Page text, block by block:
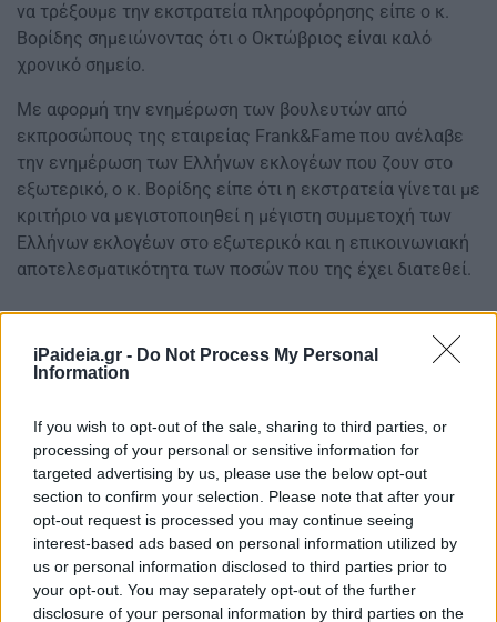
iPaideia.gr - Do Not Process My Personal
Information
If you wish to opt-out of the sale, sharing to third parties, or
processing of your personal or sensitive information for
targeted advertising by us, please use the below opt-out
section to confirm your selection. Please note that after your
opt-out request is processed you may continue seeing
interest-based ads based on personal information utilized by
us or personal information disclosed to third parties prior to
your opt-out. You may separately opt-out of the further
disclosure of your personal information by third parties on the
να τρέξουμε την εκστρατεία πληροφόρησης είπε ο κ.
Βορίδης σημειώνοντας ότι ο Οκτώβριος είναι καλό
χρονικό σημείο.
Με αφορμή την ενημέρωση των βουλευτών από
εκπροσώπους της εταιρείας Frank&Fame που ανέλαβε
την ενημέρωση των Ελλήνων εκλογέων που ζουν στο
εξωτερικό, ο κ. Βορίδης είπε ότι η εκστρατεία γίνεται με
κριτήριο να μεγιστοποιηθεί η μέγιστη συμμετοχή των
Ελλήνων εκλογέων στο εξωτερικό και η επικοινωνιακή
αποτελεσματικότητα των ποσών που της έχει διατεθεί.
Αφού σημείωσε ότι η ενημέρωση περνά πλέον κυρίως
μέσα από τους ιστοτόπους, τα κοινωνικά δίκτυα και την
τηλεόραση (με τεράστια διαφορά από τις εφημερίδες)
έχουν πρόσβαση στο ομογενειακό κοινό, αλλά η
κατανομή θα γίνεται μέσα από δικτυακές μηχανές, οι
οποίες παίρνουν την εντολή καταχώρησης του
συγκεκριμένου μηνύματος, με τις εξής προδιαγραφές:
να είναι ελληνικός ιστότοπος, να είναι στην ελληνική
γλώσσα και να δέχεται επισκέψεις από χώρες του
εξωτερικού.